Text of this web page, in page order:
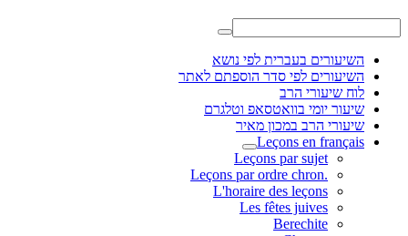
השיעורים בעברית לפי נושא
השיעורים לפי סדר הוספתם לאתר
לוח שיעורי הרב
שיעור יומי בוואטסאפ וטלגרם
שיעורי הרב במכון מאיר
Leçons en français
Leçons par sujet
.Leçons par ordre chron
L'horaire des leçons
Les fêtes juives
Berechite